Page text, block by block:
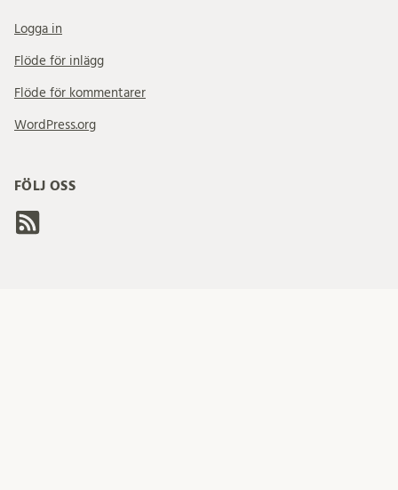
Logga in
Flöde för inlägg
Flöde för kommentarer
WordPress.org
FÖLJ OSS